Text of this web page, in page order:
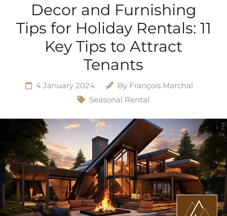
Decor and Furnishing
Tips for Holiday Rentals: 11
Key Tips to Attract
Tenants
4 January 2024 By François Marchal
Seasonal Rental